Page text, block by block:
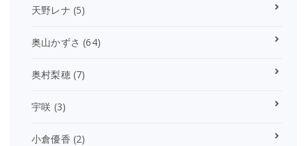
天野レナ (5)
奥山かずさ (64)
奥村梨穂(7)
宇咲 (3)
小倉優香 (2)